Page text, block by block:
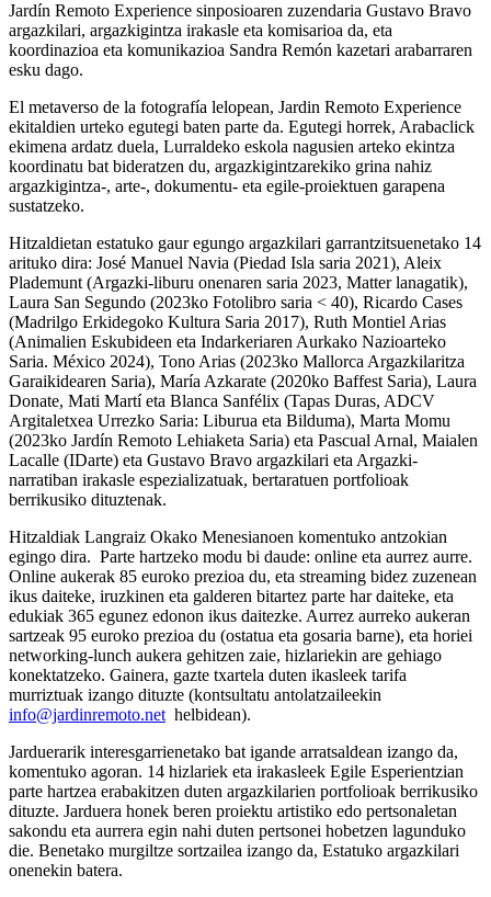
Jardín Remoto Experience sinposioaren zuzendaria Gustavo Bravo
argazkilari, argazkigintza irakasle eta komisarioa da, eta
koordinazioa eta komunikazioa Sandra Remón kazetari arabarraren
esku dago.
El metaverso de la fotografía lelopean, Jardin Remoto Experience
ekitaldien urteko egutegi baten parte da. Egutegi horrek, Arabaclick
ekimena ardatz duela, Lurraldeko eskola nagusien arteko ekintza
koordinatu bat bideratzen du, argazkigintzarekiko grina nahiz
argazkigintza-, arte-, dokumentu- eta egile-proiektuen garapena
sustatzeko.
Hitzaldietan estatuko gaur egungo argazkilari garrantzitsuenetako 14
arituko dira: José Manuel Navia (Piedad Isla saria 2021), Aleix
Plademunt (Argazki-liburu onenaren saria 2023, Matter lanagatik),
Laura San Segundo (2023ko Fotolibro saria < 40), Ricardo Cases
(Madrilgo Erkidegoko Kultura Saria 2017), Ruth Montiel Arias
(Animalien Eskubideen eta Indarkeriaren Aurkako Nazioarteko
Saria. México 2024), Tono Arias (2023ko Mallorca Argazkilaritza
Garaikidearen Saria), María Azkarate (2020ko Baffest Saria), Laura
Donate, Mati Martí eta Blanca Sanfélix (Tapas Duras, ADCV
Argitaletxea Urrezko Saria: Liburua eta Bilduma), Marta Momu
(2023ko Jardín Remoto Lehiaketa Saria) eta Pascual Arnal, Maialen
Lacalle (IDarte) eta Gustavo Bravo argazkilari eta Argazki-
narratiban irakasle espezializatuak, bertaratuen portfolioak
berrikusiko dituztenak.
Hitzaldiak Langraiz Okako Menesianoen komentuko antzokian
egingo dira. Parte hartzeko modu bi daude: online eta aurrez aurre.
Online aukerak 85 euroko prezioa du, eta streaming bidez zuzenean
ikus daiteke, iruzkinen eta galderen bitartez parte har daiteke, eta
edukiak 365 egunez edonon ikus daitezke. Aurrez aurreko aukeran
sartzeak 95 euroko prezioa du (ostatua eta gosaria barne), eta horiei
networking-lunch aukera gehitzen zaie, hizlariekin are gehiago
konektatzeko. Gainera, gazte txartela duten ikasleek tarifa
murriztuak izango dituzte (kontsultatu antolatzaileekin
info@jardinremoto.net helbidean).
Jarduerarik interesgarrienetako bat igande arratsaldean izango da,
komentuko agoran. 14 hizlariek eta irakasleek Egile Esperientzian
parte hartzea erabakitzen duten argazkilarien portfolioak berrikusiko
dituzte. Jarduera honek beren proiektu artistiko edo pertsonaletan
sakondu eta aurrera egin nahi duten pertsonei hobetzen lagunduko
die. Benetako murgiltze sortzailea izango da, Estatuko argazkilari
onenekin batera.